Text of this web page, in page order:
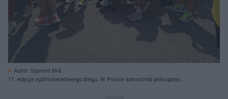
Autor: Szymon Miś
11. edycja ogólnoświatowego biegu. W Polsce samochód pościgowy